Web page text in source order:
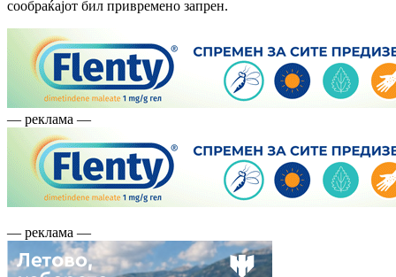
сообраќајот бил привремено запрен.
— реклама —
— реклама —